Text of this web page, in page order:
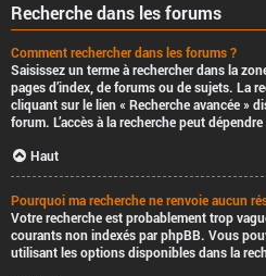
Recherche dans les forums
Comment rechercher dans les forums ?
Saisissez un terme à rechercher dans la
pages d’index, de forums ou de sujets. La
cliquant sur le lien « Recherche avancée »
forum. L’accès à la recherche peut
Haut
Pourquoi ma recherche ne renvoie aucun
Votre recherche est probablement trop
courants non indexés par phpBB. Vous
utilisant les options disponibles dans la